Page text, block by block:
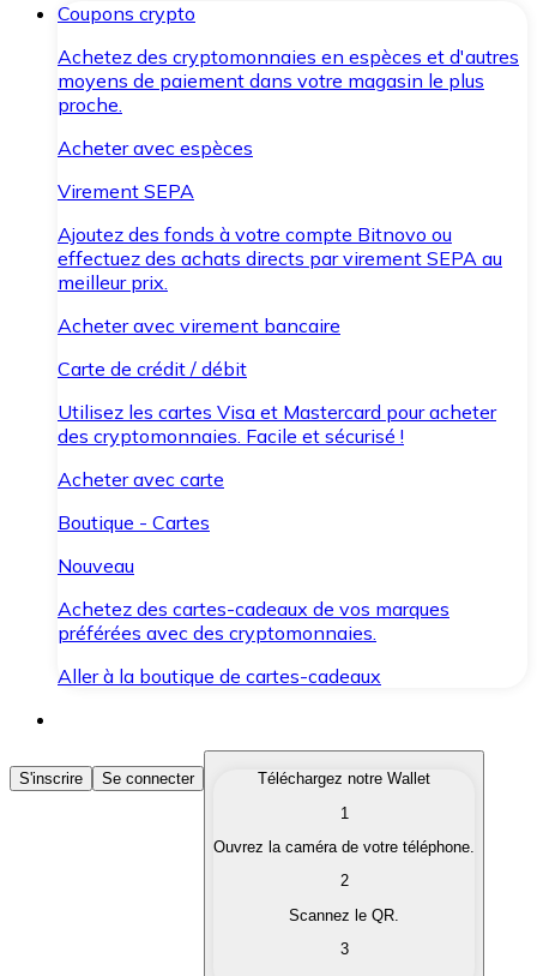
Coupons crypto
Achetez des cryptomonnaies en espèces et d'autres
moyens de paiement dans votre magasin le plus
proche.
Acheter avec espèces
Virement SEPA
Ajoutez des fonds à votre compte Bitnovo ou
effectuez des achats directs par virement SEPA au
meilleur prix.
Acheter avec virement bancaire
Carte de crédit / débit
Utilisez les cartes Visa et Mastercard pour acheter
des cryptomonnaies. Facile et sécurisé !
Acheter avec carte
Boutique - Cartes
Nouveau
Achetez des cartes-cadeaux de vos marques
préférées avec des cryptomonnaies.
Aller à la boutique de cartes-cadeaux
Acheter des Cryptomonnaies
Achetez les cryptomonnaies qui vous intéressent
Convertissez vos cryptomonnaies en monnaie
S'inscrire Se connecter
Téléchargez notre Wallet
1
Ouvrez la caméra de votre téléphone.
2
Scannez le QR.
3